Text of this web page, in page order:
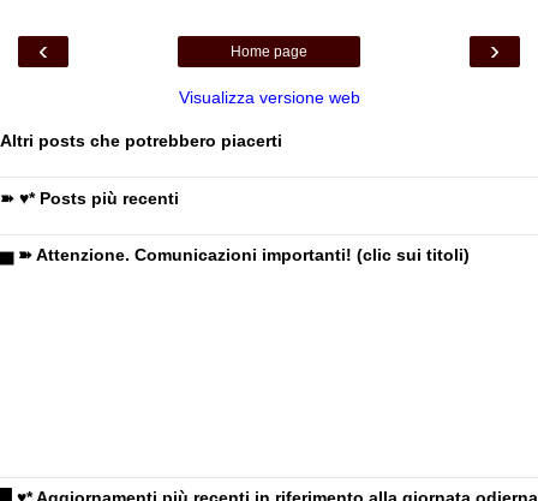
‹ ›
Home page
Visualizza versione web
Altri posts che potrebbero piacerti
➽ ♥* Posts più recenti
▅ ➽ Attenzione. Comunicazioni importanti! (clic sui titoli)